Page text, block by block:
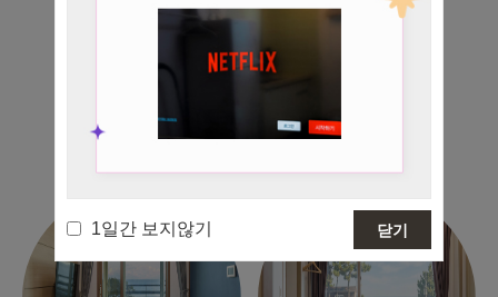
1일간 보지않기 닫기
Rooms Preview
양양 해뜨는창문 애견동반 오션뷰 펜션, 객실 미리보기